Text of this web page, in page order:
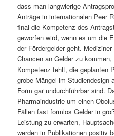
dass man langwierige
Anträge in internationalen Peer
final die Kompetenz des
geworfen wird, wenn es um die
der Fördergelder geht.
Chancen an Gelder zu
Kompetenz fehlt, die geplanten
grobe Mängel im Studiendesign
Form gar undurchführbar sind.
Pharmaindustrie um einen
Fällen fast formlos Gelder in
Leistung zu erwarten,
werden in Publikationen positiv